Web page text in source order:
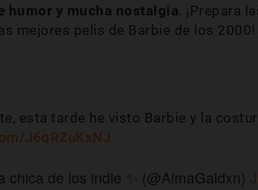
humor y mucha nostalgia . ¡Prepara
mejores pelis de Barbie de los 2000!
esta tarde he visto Barbie y la
J6qRZuKxNJ
de los indie ✨ (@AlmaGaldxn)